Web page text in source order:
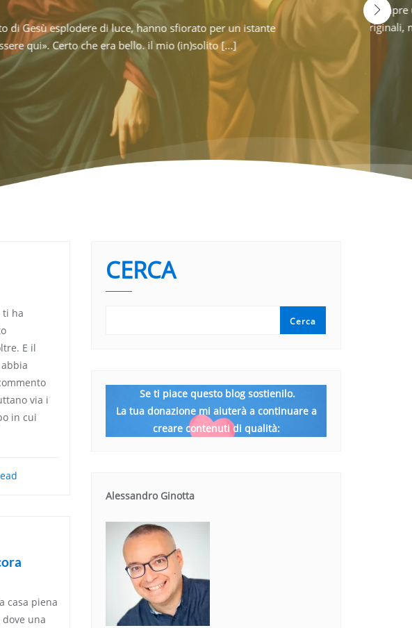
dove i giorni si assomigliano e tu, quasi senza accorgertene, smetti
di morire come copie. Che cosa un uomo potrà [...]
Hai mai assaggiato un pezzo di cielo? Pietro, Giacomo e Giovanni sì. Sul
l’eternità e Pietro, comprensibilmente, avrebbe voluto fermare tutto:
CONTINUA A LEGGERE
ti ha
E il
via i
in cui
casa piena
una
CERCA
Cerca
Se ti piace questo blog sostienilo.
La tua donazione mi aiuterà a continuare a
creare contenuti di qualità:
Alessandro Ginotta